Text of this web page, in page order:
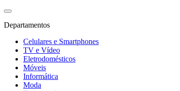
Departamentos
Celulares e Smartphones
TV e Vídeo
Eletrodomésticos
Móveis
Informática
Moda